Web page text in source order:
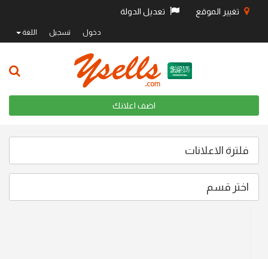
تغيير الموقع تعديل الدولة
دخول تسجيل اللغة
اضف اعلانك
فلترة الاعلانات
اختر قسم